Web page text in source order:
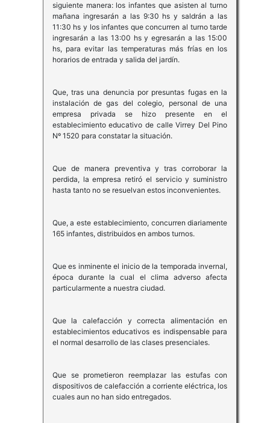
siguiente manera: los infantes que asisten al turno
mañana ingresarán a las 9:30 hs y saldrán a las
11:30 hs y los infantes que concurren al turno tarde
ingresarán a las 13:00 hs y egresarán a las 15:00
hs, para evitar las temperaturas más frías en los
horarios de entrada y salida del jardín.
Que, tras una denuncia por presuntas fugas en la
instalación de gas del colegio, personal de una
empresa privada se hizo presente en el
establecimiento educativo de calle Virrey Del Pino
Nº 1520 para constatar la situación.
Que de manera preventiva y tras corroborar la
perdida, la empresa retiró el servicio y suministro
hasta tanto no se resuelvan estos inconvenientes.
Que, a este establecimiento, concurren diariamente
165 infantes, distribuidos en ambos turnos.
Que es inminente el inicio de la temporada invernal,
época durante la cual el clima adverso afecta
particularmente a nuestra ciudad.
Que la calefacción y correcta alimentación en
establecimientos educativos es indispensable para
el normal desarrollo de las clases presenciales.
Que se prometieron reemplazar las estufas con
dispositivos de calefacción a corriente eléctrica, los
cuales aun no han sido entregados.